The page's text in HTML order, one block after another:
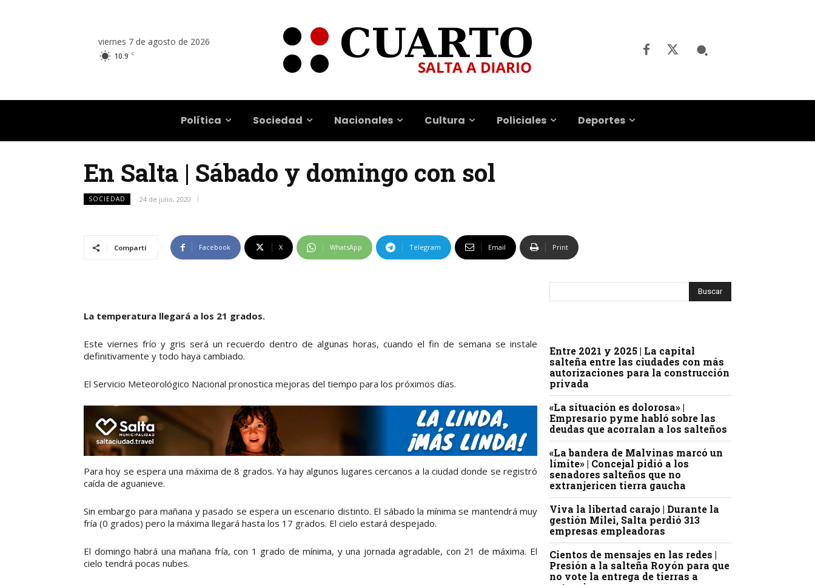
viernes 7 de agosto de 2026
10.9 C
Política Sociedad Nacionales Cultura Policiales Deportes
En Salta | Sábado y domingo con sol
SOCIEDAD 24 de julio, 2020
Compartí Facebook X WhatsApp Telegram Email Print
La temperatura llegará a los 21 grados.
Este viernes frío y gris será un recuerdo dentro de algunas horas, cuando el fin de semana se instale
definitivamente y todo haya cambiado.
El Servicio Meteorológico Nacional pronostica mejoras del tiempo para los próximos días.
Para hoy se espera una máxima de 8 grados. Ya hay algunos lugares cercanos a la ciudad donde se registró
caída de aguanieve.
Sin embargo para mañana y pasado se espera un escenario distinto. El sábado la mínima se mantendrá muy
fría (0 grados) pero la máxima llegará hasta los 17 grados. El cielo estará despejado.
El domingo habrá una mañana fría, con 1 grado de mínima, y una jornada agradable, con 21 de máxima. El
cielo tendrá pocas nubes.
Entre 2021 y 2025 | La capital
salteña entre las ciudades con más
autorizaciones para la construcción
privada
«La situación es dolorosa» |
Empresario pyme habló sobre las
deudas que acorralan a los salteños
«La bandera de Malvinas marcó un
límite» | Concejal pidió a los
senadores salteños que no
extranjericen tierra gaucha
Viva la libertad carajo | Durante la
gestión Milei, Salta perdió 313
empresas empleadoras
Cientos de mensajes en las redes |
Presión a la salteña Royón para que
no vote la entrega de tierras a